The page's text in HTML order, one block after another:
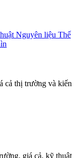
Nguyên liệu Thế
cả thị trường và kiến
giá cả, kỹ thuật